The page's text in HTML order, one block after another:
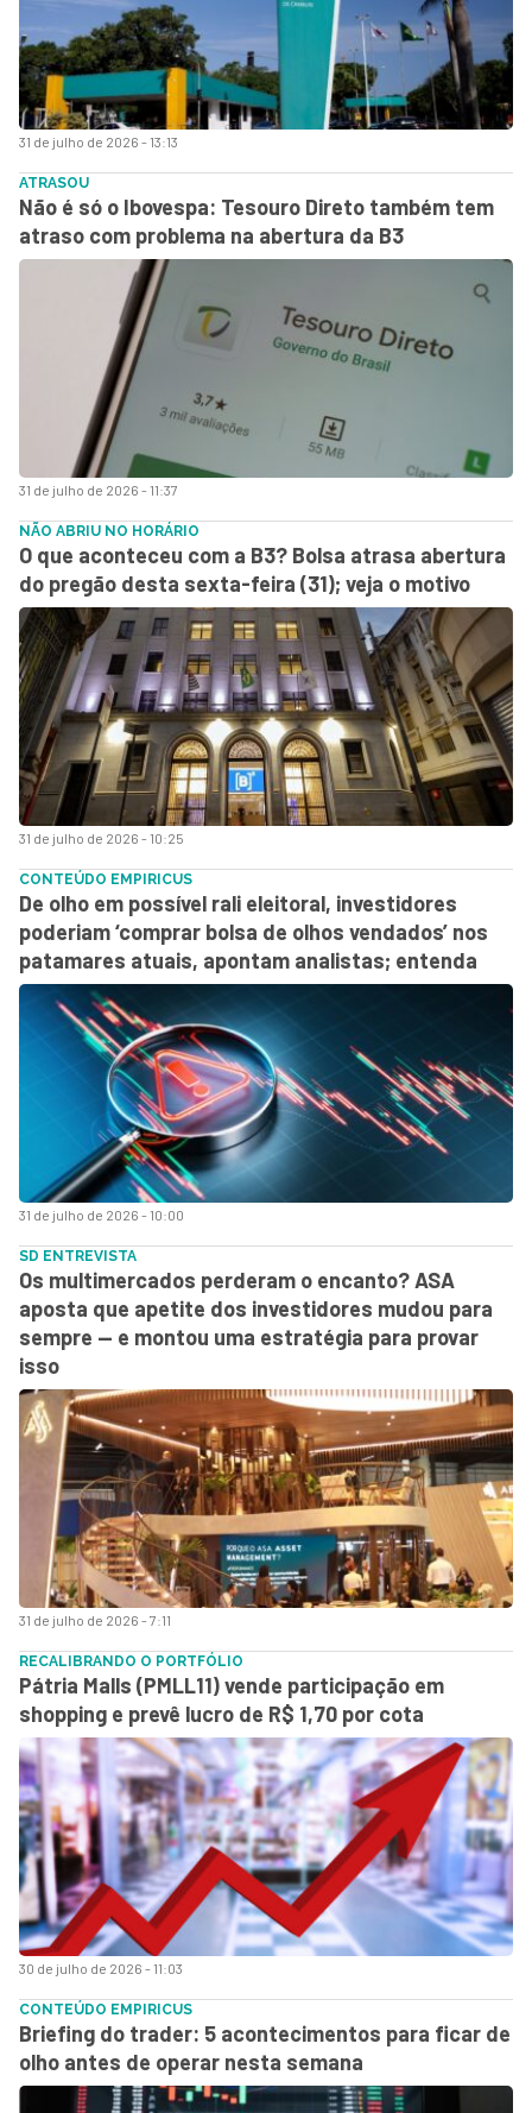
31 de julho de 2026 - 13:13
31 de julho de 2026 - 11:37
ATRASOU
Não é só o Ibovespa: Tesouro Direto também tem
atraso com problema na abertura da B3
31 de julho de 2026 - 10:25
NÃO ABRIU NO HORÁRIO
O que aconteceu com a B3? Bolsa atrasa abertura
do pregão desta sexta-feira (31); veja o motivo
31 de julho de 2026 - 10:00
CONTEÚDO EMPIRICUS
De olho em possível rali eleitoral, investidores
poderiam ‘comprar bolsa de olhos vendados’ nos
patamares atuais, apontam analistas; entenda
31 de julho de 2026 - 7:11
SD ENTREVISTA
Os multimercados perderam o encanto? ASA
aposta que apetite dos investidores mudou para
sempre — e montou uma estratégia para provar
isso
30 de julho de 2026 - 11:03
RECALIBRANDO O PORTFÓLIO
Pátria Malls (PMLL11) vende participação em
shopping e prevê lucro de R$ 1,70 por cota
CONTEÚDO EMPIRICUS
Briefing do trader: 5 acontecimentos para ficar de
olho antes de operar nesta semana